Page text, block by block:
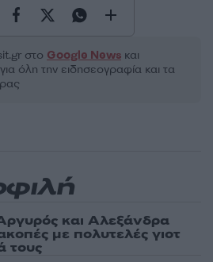
στο Google News και
όλη την ειδησεογραφία και τα
και Αλεξάνδρα
με πολυτελές γιοτ
τους